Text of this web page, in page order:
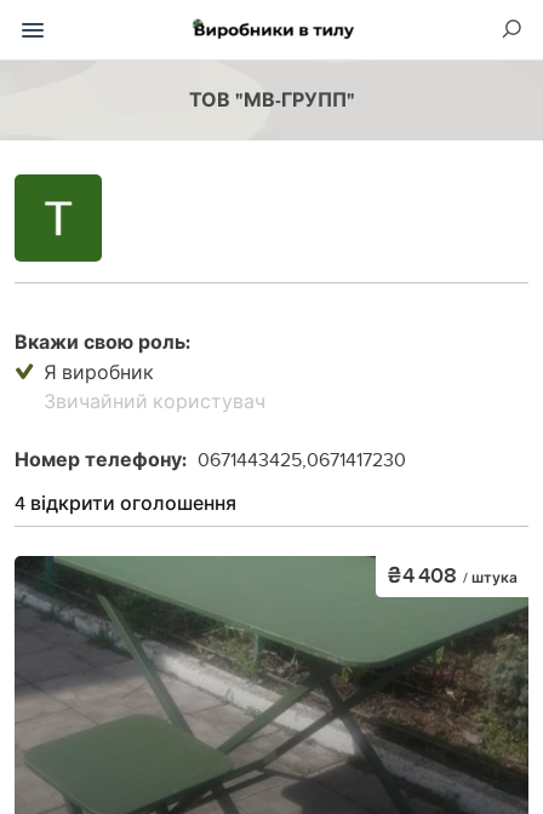
ТОВ "МВ-ГРУПП"
Вкажи свою роль:
Я виробник
Звичайний користувач
Номер телефону: 0671443425,0671417230
4 відкрити оголошення
₴4 408 / штука